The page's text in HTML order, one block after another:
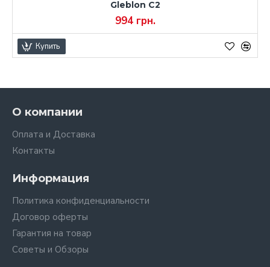
Gleblon C2
994 грн.
Купить
О компании
Оплата и Доставка
Контакты
Информация
Политика конфиденциальности
Договор оферты
Гарантия на товар
Советы и Обзоры